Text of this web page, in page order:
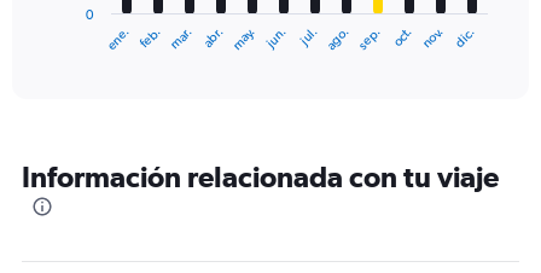
categories.
The
ene. feb. mar. abr. may. jun. jul. ago. sep. oct. nov. dic.
0
Información relacionada con tu viaje